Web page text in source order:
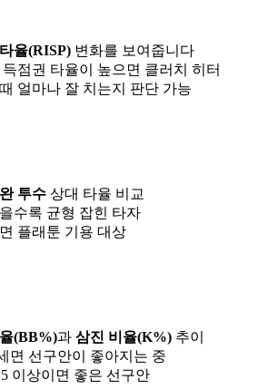
율(RISP) 변화를 보여줍니다
점권 타율이 높으면 클러치 히터
얼마나 잘 치는지 판단 가능
투수 상대 타율 비교
수록 균형 잡힌 타자
플래툰 기용 대상
(BB%)과 삼진 비율(K%) 추이
면 선구안이 좋아지는 중
이상이면 좋은 선구안